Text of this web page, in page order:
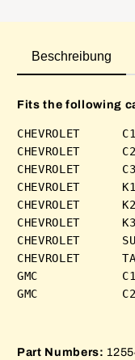
Beschreibung
Fits the following
CHEVROLET
CHEVROLET
CHEVROLET
CHEVROLET
CHEVROLET
CHEVROLET
CHEVROLET
CHEVROLET
GMC
Part Numbers: